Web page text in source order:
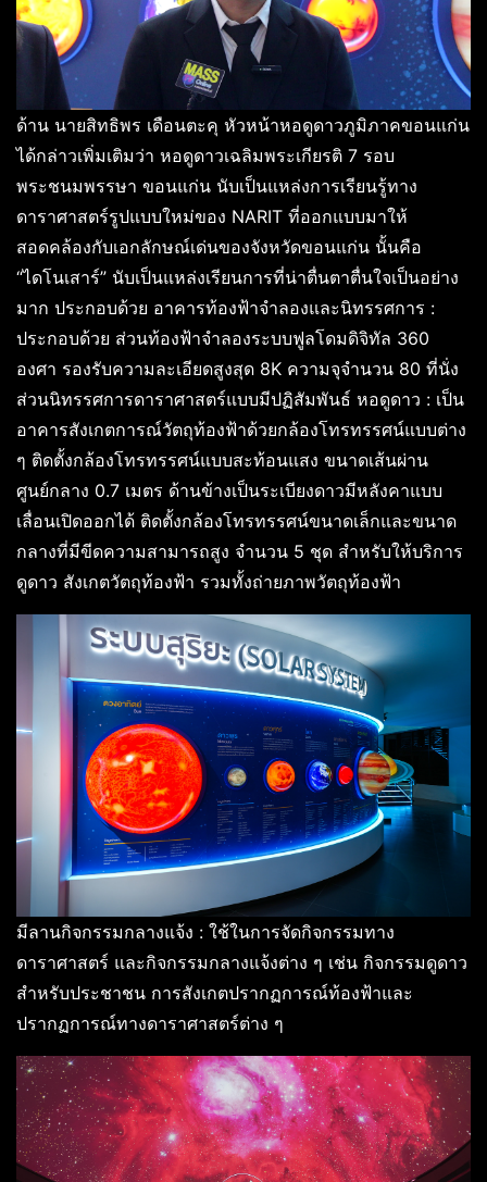
ด้าน นายสิทธิพร เดือนตะคุ หัวหน้าหอดูดาวภูมิภาคขอนแก่น
ได้กล่าวเพิ่มเติมว่า หอดูดาวเฉลิมพระเกียรติ 7 รอบ
พระชนมพรรษา ขอนแก่น นับเป็นแหล่งการเรียนรู้ทาง
ดาราศาสตร์รูปแบบใหม่ของ NARIT ที่ออกแบบมาให้
สอดคล้องกับเอกลักษณ์เด่นของจังหวัดขอนแก่น นั้นคือ
“ไดโนเสาร์” นับเป็นแหล่งเรียนการที่น่าตื่นตาตื่นใจเป็นอย่าง
มาก ประกอบด้วย อาคารท้องฟ้าจำลองและนิทรรศการ :
ประกอบด้วย ส่วนท้องฟ้าจำลองระบบฟูลโดมดิจิทัล 360
องศา รองรับความละเอียดสูงสุด 8K ความจุจำนวน 80 ที่นั่ง
ส่วนนิทรรศการดาราศาสตร์แบบมีปฏิสัมพันธ์ หอดูดาว : เป็น
อาคารสังเกตการณ์วัตถุท้องฟ้าด้วยกล้องโทรทรรศน์แบบต่าง
ๆ ติดตั้งกล้องโทรทรรศน์แบบสะท้อนแสง ขนาดเส้นผ่าน
ศูนย์กลาง 0.7 เมตร ด้านข้างเป็นระเบียงดาวมีหลังคาแบบ
เลื่อนเปิดออกได้ ติดตั้งกล้องโทรทรรศน์ขนาดเล็กและขนาด
กลางที่มีขีดความสามารถสูง จำนวน 5 ชุด สำหรับให้บริการ
ดูดาว สังเกตวัตถุท้องฟ้า รวมทั้งถ่ายภาพวัตถุท้องฟ้า
มีลานกิจกรรมกลางแจ้ง : ใช้ในการจัดกิจกรรมทาง
ดาราศาสตร์ และกิจกรรมกลางแจ้งต่าง ๆ เช่น กิจกรรมดูดาว
สำหรับประชาชน การสังเกตปรากฏการณ์ท้องฟ้าและ
ปรากฏการณ์ทางดาราศาสตร์ต่าง ๆ